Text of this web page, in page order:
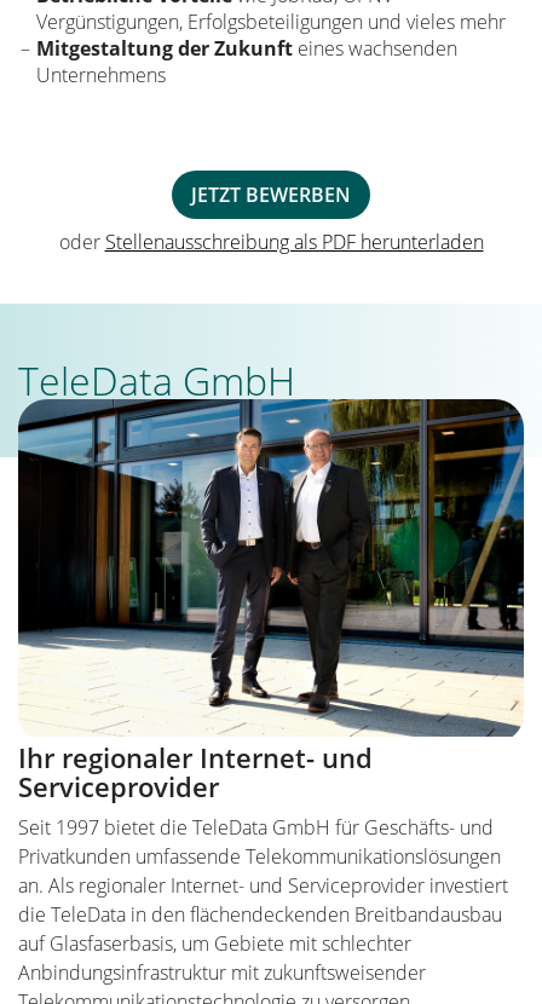
Vergünstigungen, Erfolgs­beteiligungen und vieles mehr
Mitgestaltung der Zukunft eines wachsenden
Unternehmens
JETZT BEWERBEN
oder Stellenausschreibung als PDF herunterladen
TeleData GmbH
Ihr regionaler Internet- und
Serviceprovider
Seit 1997 bietet die TeleData GmbH für Geschäfts- und
Privatkunden umfassende Telekommunikationslösungen
an. Als regionaler Internet- und Serviceprovider investiert
die TeleData in den flächendeckenden Breitbandausbau
auf Glasfaserbasis, um Gebiete mit schlechter
Anbindungsinfrastruktur mit zukunftsweisender